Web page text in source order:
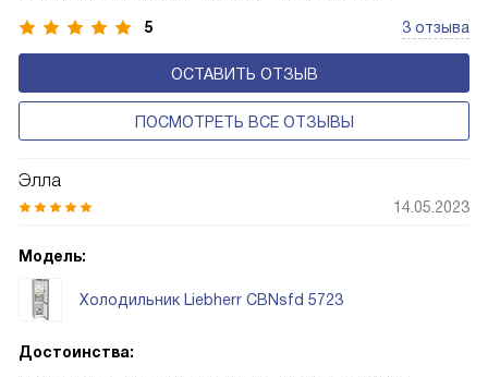
привлекательным внешним видом, расширенными
возможностями и высокой функциональностью.
5 3 отзыва
ОСТАВИТЬ ОТЗЫВ
ПОСМОТРЕТЬ ВСЕ ОТЗЫВЫ
Элла
14.05.2023
Модель:
Холодильник Liebherr CBNsfd 5723
Достоинства: